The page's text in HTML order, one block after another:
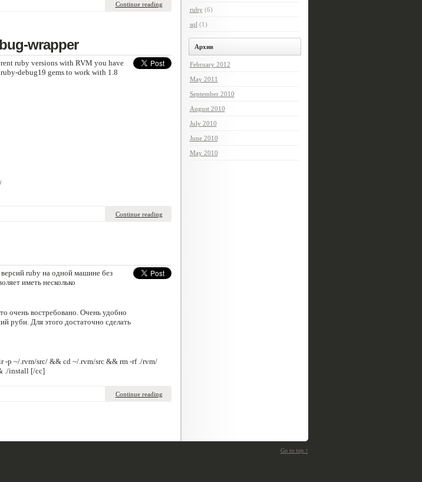
Continue reading
wrapper
ruby versions with RVM you have
debug19 gems to work with 1.8
Continue reading
ruby на одной машине без
иметь несколько
очень востребовано. Очень удобно
руби. Для этого достаточно сделать
-p ~/.rvm/src/ && cd ~/.rvm/src && rm -rf ./rvm/
./install [/cc]
Continue reading
ruby (6)
sql (1)
Архив
February 2012
May 2011
September 2010
August 2010
July 2010
June 2010
May 2010
Go to top ↑